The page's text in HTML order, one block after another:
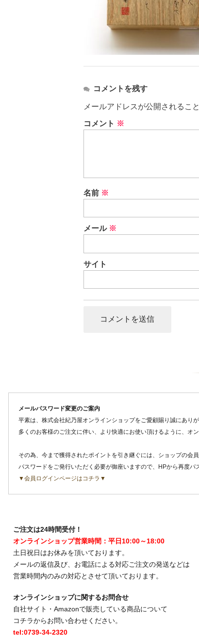
コメントを残す
メールアドレスが公開されるこ
コメント ※
名前 ※
メール ※
サイト
メールパスワード変更のご案内
平素は、株式会社紀乃屋オンラインショップをご愛顧賜り誠にありが
多くのお客様のご注文に伴い、より快適にお使い頂けるように、オ
その為、今まで獲得されたポイントを引き継ぐには、ショップの会
パスワードをご発行いただく必要が御座いますので、HPから再度パ
▼会員ログインページはコチラ▼
ご注文は24時間受付！
オンラインショップ営業時間：平日10:00～18:00
土日祝日はお休みを頂いております。
メールの返信及び、お電話による対応ご注文の発送などは
営業時間内のみの対応とさせて頂いております。
オンラインショップに関するお問合せ
自社サイト・Amazonで販売している商品について
コチラからお問い合わせください。
tel:0739-34-2320